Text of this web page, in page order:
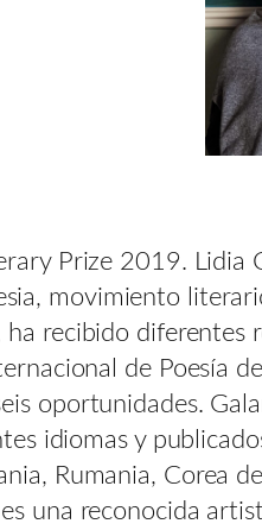
Prize 2019.
movimiento
recibido
de Poesía
oportunidades.
idiomas y
Rumania, Corea
una reconocida